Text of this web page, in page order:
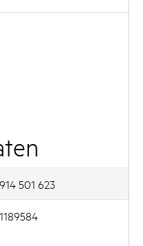
914 501 623
1189584